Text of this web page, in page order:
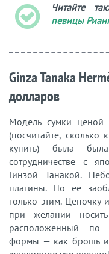
Читайте
певицы
Ginza Tanaka
долларов
Модель сумки
(посчитайте,
купить) была
сотрудничестве с
Гинзой Танакой.
платины. Но ее
только этим. Цепочку
при желании
расположенный по
формы — как брошь